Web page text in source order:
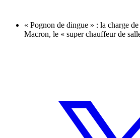
« Pognon de dingue » : la charge
Macron, le « super chauffeur de